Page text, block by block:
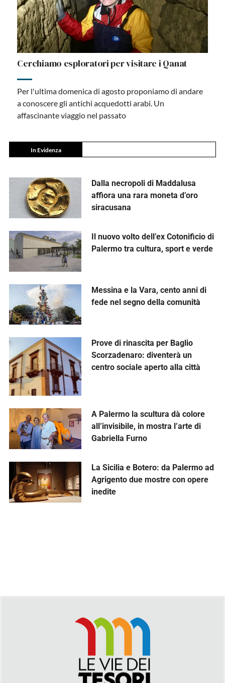
Cerchiamo esploratori per visitare i Qanat
Per l'ultima domenica di agosto proponiamo di andare
a conoscere gli antichi acquedotti arabi. Un
affascinante viaggio nel passato
In Evidenza
Dalla necropoli di Maddalusa
affiora una rara moneta d’oro
siracusana
Il nuovo volto dell’ex Cotonificio di
Palermo tra cultura, sport e verde
Messina e la Vara, cento anni di
fede nel segno della comunità
Prove di rinascita per Baglio
Scorzadenaro: diventerà un
centro sociale aperto alla città
A Palermo la scultura dà colore
all’invisibile, in mostra l’arte di
Gabriella Furno
La Sicilia e Botero: da Palermo ad
Agrigento due mostre con opere
inedite